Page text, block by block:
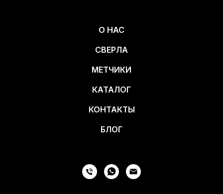
О НАС
СВЕРЛА
МЕТЧИКИ
КАТАЛОГ
КОНТАКТЫ
БЛОГ